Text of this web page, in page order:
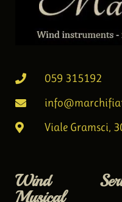
059 315192
Viale Gramsci,
Wind
Musical